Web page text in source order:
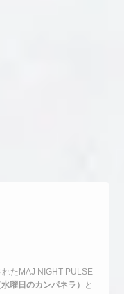
たMAJ NIGHT PULSE
曜日のカンパネラ）
と